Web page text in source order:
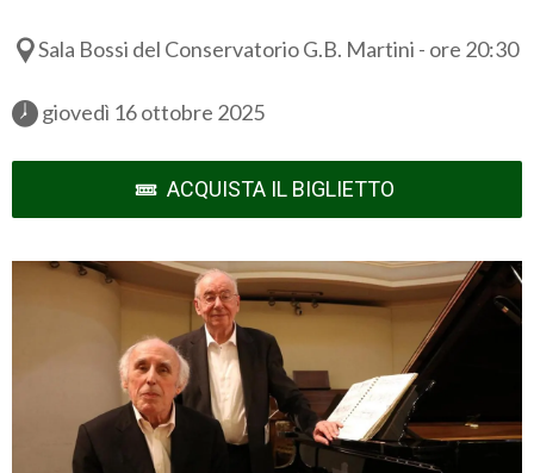
Sala Bossi del Conservatorio G.B. Martini - ore 20:30
giovedì 16 ottobre 2025
ACQUISTA IL BIGLIETTO